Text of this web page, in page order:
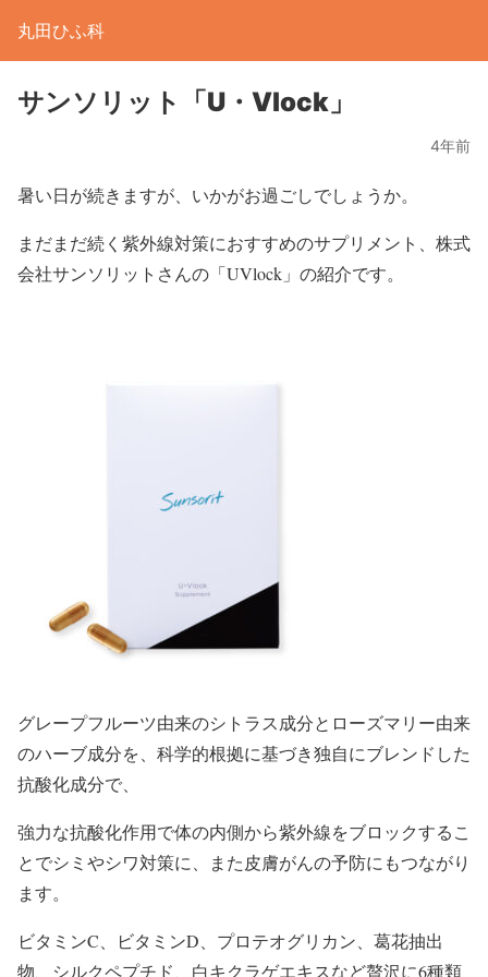
丸田ひふ科
サンソリット「U・Vlock」
4年前
暑い日が続きますが、いかがお過ごしでしょうか。
まだまだ続く紫外線対策におすすめのサプリメント、株式
会社サンソリットさんの「UVlock」の紹介です。
グレープフルーツ由来のシトラス成分とローズマリー由来
のハーブ成分を、科学的根拠に基づき独自にブレンドした
抗酸化成分で、
強力な抗酸化作用で体の内側から紫外線をブロックするこ
とでシミやシワ対策に、また皮膚がんの予防にもつながり
ます。
ビタミンC、ビタミンD、プロテオグリカン、葛花抽出
物、シルクペプチド、白キクラゲエキスなど贅沢に6種類